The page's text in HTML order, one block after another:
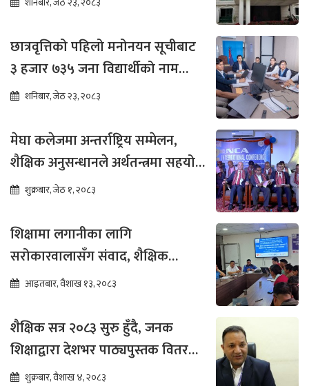
छात्रवृत्तिको पहिलो मनोनयन सूचीबाट
३ हजार ७३५ जना विद्यार्थीको नाम
भर्नाका लागि सिफारिस
शनिबार, जेठ २३, २०८३
मेघा कलेजमा अन्तर्राष्ट्रिय सम्मेलन,
शैक्षिक अनुसन्धानले अर्थतन्त्रमा सहयोग
पुग्ने विश्वास
शुक्रबार, जेठ १, २०८३
शिक्षामा लगानीका लागि
सरोकारवालासँग संवाद, शैक्षिक
सुधारमा जोड
आइतबार, वैशाख १३, २०८३
शैक्षिक सत्र २०८३ सुरु हुँदै, जनक
शिक्षाद्वारा देशभर पाठ्यपुस्तक वितरण
तीव्रशुक्रबार, वैशाख ४, २०८३